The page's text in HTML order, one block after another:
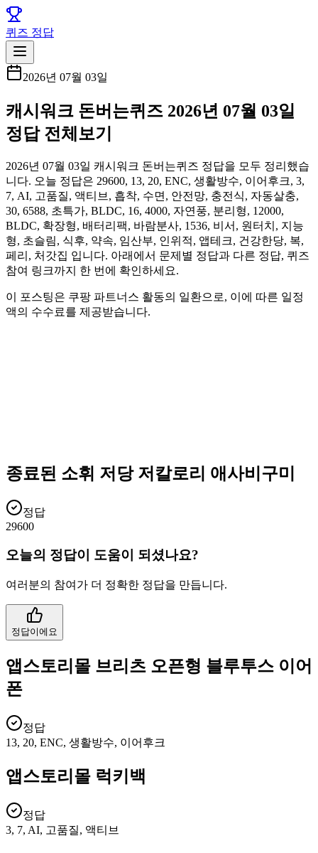
퀴즈 정답
2026년 07월 03일
캐시워크 돈버는퀴즈 2026년 07월 03일
정답 전체보기
2026년 07월 03일 캐시워크 돈버는퀴즈 정답을 모두 정리했습
니다. 오늘 정답은 29600, 13, 20, ENC, 생활방수, 이어후크, 3,
7, AI, 고품질, 액티브, 흡착, 수면, 안전망, 충전식, 자동살충,
30, 6588, 초특가, BLDC, 16, 4000, 자연풍, 분리형, 12000,
BLDC, 확장형, 배터리팩, 바람분사, 1536, 비서, 원터치, 지능
형, 초슬림, 식후, 약속, 임산부, 인위적, 앱테크, 건강한당, 복,
페리, 처갓집 입니다. 아래에서 문제별 정답과 다른 정답, 퀴즈
참여 링크까지 한 번에 확인하세요.
이 포스팅은 쿠팡 파트너스 활동의 일환으로, 이에 따른 일정
액의 수수료를 제공받습니다.
종료된 소휘 저당 저칼로리 애사비구미
정답
29600
오늘의 정답이 도움이 되셨나요?
여러분의 참여가 더 정확한 정답을 만듭니다.
정답이에요
앱스토리몰 브리츠 오픈형 블루투스 이어
폰
정답
13, 20, ENC, 생활방수, 이어후크
앱스토리몰 럭키백
정답
3, 7, AI, 고품질, 액티브